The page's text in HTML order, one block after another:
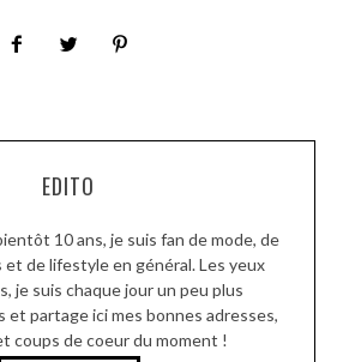
EDITO
10 ans, je suis fan de mode, de
et de lifestyle en général. Les yeux
je suis chaque jour un peu plus
et partage ici mes bonnes adresses,
coups de coeur du moment !